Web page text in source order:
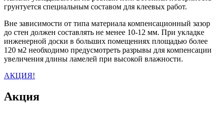
грунтуется специальным составом для клеевых работ.
Вне зависимости от типа материала компенсационный зазор
до стен должен составлять не менее 10-12 мм. При укладке
инженерной доски в больших помещениях площадью более
120 м2 необходимо предусмотреть разрывы для компенсации
увеличения длины ламелей при высокой влажности.
АКЦИЯ!
Акция